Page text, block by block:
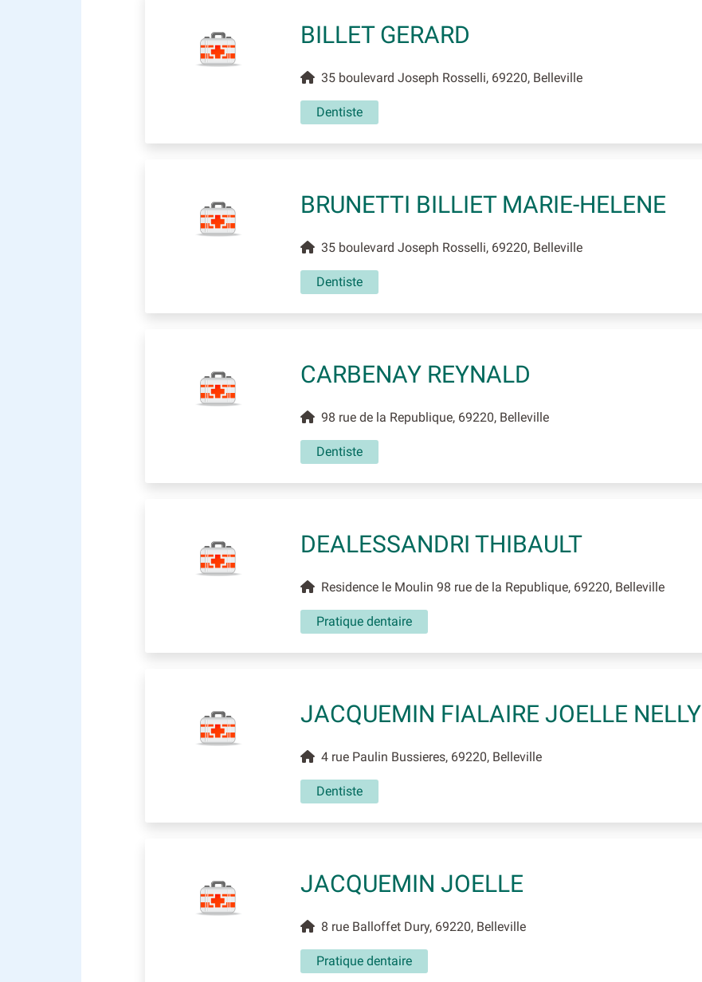
BILLET GERARD
35 boulevard Joseph Rosselli, 69220, Belleville
Dentiste
BRUNETTI BILLIET MARIE-HELENE
35 boulevard Joseph Rosselli, 69220, Belleville
Dentiste
CARBENAY REYNALD
98 rue de la Republique, 69220, Belleville
Dentiste
DEALESSANDRI THIBAULT
Residence le Moulin 98 rue de la Republique, 69220, Belleville
Pratique dentaire
JACQUEMIN FIALAIRE JOELLE NELLY
4 rue Paulin Bussieres, 69220, Belleville
Dentiste
JACQUEMIN JOELLE
8 rue Balloffet Dury, 69220, Belleville
Pratique dentaire